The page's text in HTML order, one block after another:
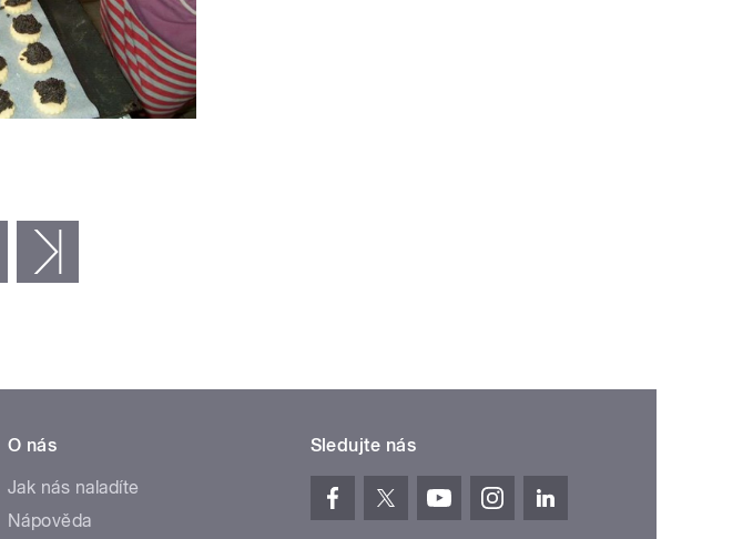
následující ›
O nás
Jak nás naladíte
Nápověda
Sledujte nás